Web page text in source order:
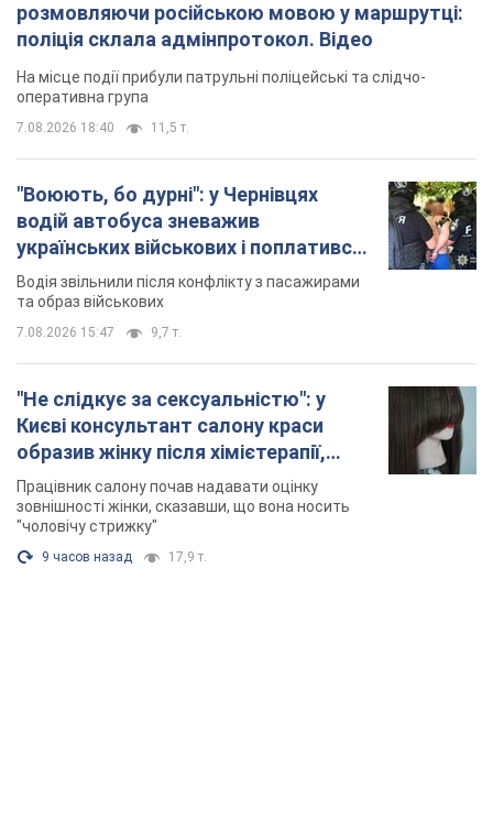
розмовляючи російською мовою у маршрутці:
поліція склала адмінпротокол. Відео
На місце події прибули патрульні поліцейські та слідчо-
оперативна група
7.08.2026 18:40 11,5 т.
"Воюють, бо дурні": у Чернівцях
водій автобуса зневажив
українських військових і поплатився.
Відео
Водія звільнили після конфлікту з пасажирами
та образ військових
7.08.2026 15:47 9,7 т.
"Не слідкує за сексуальністю": у
Києві консультант салону краси
образив жінку після хімієтерапії,
розгорівся скандал. Фото
Працівник салону почав надавати оцінку
зовнішності жінки, сказавши, що вона носить
"чоловічу стрижку"
9 часов назад 17,9 т.